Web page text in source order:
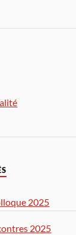
2025
2025